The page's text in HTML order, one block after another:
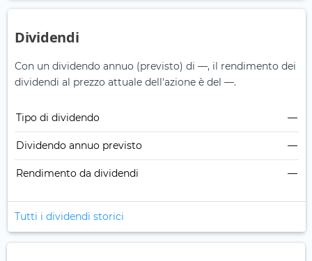
Dividendi
Con un dividendo annuo (previsto) di —, il rendimento dei
dividendi al prezzo attuale dell'azione è del —.
Tipo di dividendo —
Dividendo annuo previsto —
Rendimento da dividendi —
Tutti i dividendi storici